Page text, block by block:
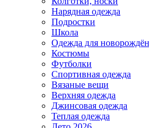
Нарядная одежда
Подростки
Школа
Одежда для
Костюмы
Футболки
Спортивная одежда
Вязаные вещи
Верхняя одежда
Джинсовая одежда
Теплая одежда